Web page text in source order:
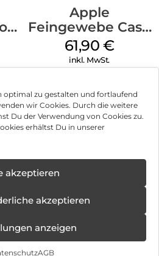
optimal zu gestalten und fortlaufend
wir Cookies. Durch die weitere
Du der Verwendung von Cookies zu.
erhältst Du in unserer
akzeptieren
akzeptieren
anzeigen
AGB
Apple
Feingewebe Case
iPhone 15 Pro
MagSafe Schwarz
61,90 €
inkl. MwSt.